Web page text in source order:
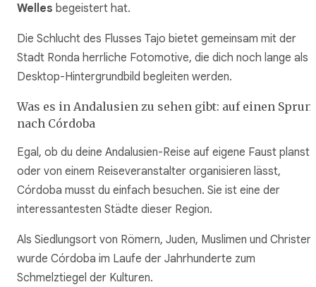
Welles begeistert hat.
Die Schlucht des Flusses Tajo bietet gemeinsam mit der
Stadt Ronda herrliche Fotomotive, die dich noch lange als
Desktop-Hintergrundbild begleiten werden.
Was es in Andalusien zu sehen gibt: auf einen
nach Córdoba
Egal, ob du deine Andalusien-Reise auf eigene Faust planst
oder von einem Reiseveranstalter organisieren lässt,
Córdoba musst du einfach besuchen. Sie ist eine der
interessantesten Städte dieser Region.
Als Siedlungsort von Römern, Juden, Muslimen und Christen
wurde Córdoba im Laufe der Jahrhunderte zum
Schmelztiegel der Kulturen.